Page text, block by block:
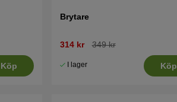
Köp
Brytare
314 kr 349 kr
I lager Köp